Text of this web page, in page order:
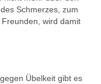
Schmerzes, zum
wird damit
Übelkeit gibt es